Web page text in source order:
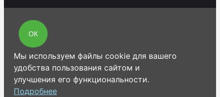
ОК
Мы используем файлы cookie для вашего
удобства пользования сайтом и
улучшения его функциональности.
Подробнее